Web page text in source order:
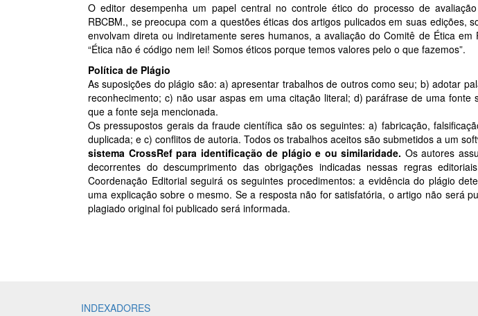
O editor desempenha um papel central no controle ético do processo de
RBCBM., se preocupa com a questões éticas dos artigos pulicados em suas edições,
envolvam direta ou indiretamente seres humanos, a avaliação do Comitê de Ética
“Ética não é código nem lei! Somos éticos porque temos valores pelo o que fazemos”.
Política de Plágio
As suposições do plágio são: a) apresentar trabalhos de outros como seu; b) adotar
reconhecimento; c) não usar aspas em uma citação literal; d) paráfrase de uma fonte
que a fonte seja mencionada.
Os pressupostos gerais da fraude científica são os seguintes: a) fabricação,
duplicada; e c) conflitos de autoria. Todos os trabalhos aceitos são submetidos a um
sistema CrossRef para identificação de plágio e ou similaridade. Os autores
decorrentes do descumprimento das obrigações indicadas nessas regras
Coordenação Editorial seguirá os seguintes procedimentos: a evidência do plágio
uma explicação sobre o mesmo. Se a resposta não for satisfatória, o artigo não será
plagiado original foi publicado será informada.
INDEXADORES